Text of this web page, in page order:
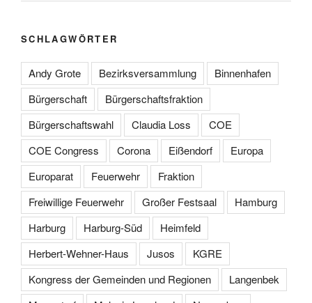
SCHLAGWÖRTER
Andy Grote Bezirksversammlung
Binnenhafen
Bürgerschaft
Bürgerschaftsfraktion
Bürgerschaftswahl
Claudia Loss
COE
COE Congress
Corona Eißendorf
Europa
Europarat
Feuerwehr
Fraktion
Freiwillige Feuerwehr
Großer Festsaal
Hamburg
Harburg
Harburg-Süd
Heimfeld
Herbert-Wehner-Haus
Jusos
KGRE
Kongress der Gemeinden und Regionen
Langenbek